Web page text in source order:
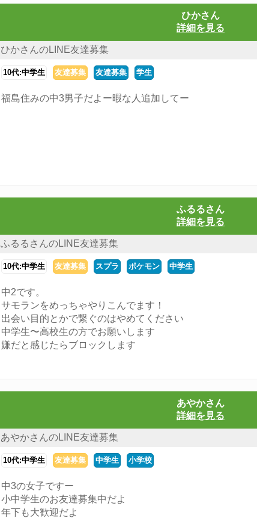
ひかさん
詳細を見る
ひかさんのLINE友達募集
10代:中学生 友達募集 友達募集 学生
福島住みの中3男子だよー暇な人追加してー
ふるるさん
詳細を見る
ふるるさんのLINE友達募集
10代:中学生 友達募集 スプラ ポケモン 中学生
中2です。
サモランをめっちゃやりこんでます！
出会い目的とかで繋ぐのはやめてください
中学生〜高校生の方でお願いします
嫌だと感じたらブロックします
あやかさん
詳細を見る
あやかさんのLINE友達募集
10代:中学生 友達募集 中学生 小学校
中3の女子ですー
小中学生のお友達募集中だよ
年下も大歓迎だよ